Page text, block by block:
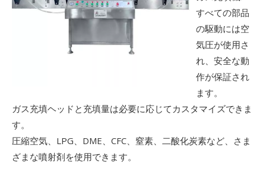
すべての部品
の駆動には空
気圧が使用さ
れ、安全な動
作が保証され
ます。
ガス充填ヘッドと充填量は必要に応じてカスタマイズできま
す。
圧縮空気、LPG、DME、CFC、窒素、二酸化炭素など、さま
ざまな噴射剤を使用できます。